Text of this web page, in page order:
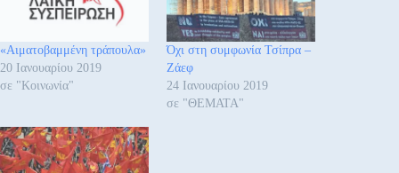
«Αιματοβαμμένη τράπουλα»
20 Ιανουαρίου 2019
σε "Κοινωνία"
Όχι στη συμφωνία Τσίπρα –
Ζάεφ
24 Ιανουαρίου 2019
σε "ΘΕΜΑΤΑ"